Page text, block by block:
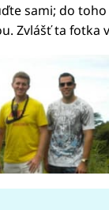
sami; do
Zvlášť ta fotka